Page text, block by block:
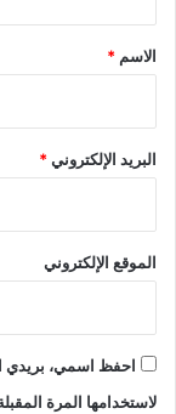
*
الاسم *
البريد الإلكتروني*
الموقع الإلكتروني
احفظ اسمي، بريدي
لاستخدامها المرة